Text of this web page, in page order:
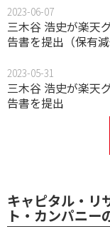
2023-06-07
三木谷 浩史が楽天
告書を提出（保有減
2023-05-31
三木谷 浩史が楽天
告書を提出
キャピタル・リ
ト・カンパニー